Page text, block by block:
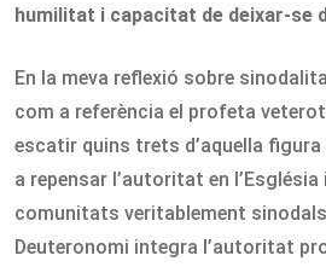
humilitat i capacitat de deixar-se
En la meva reflexió sobre
com a referència el profeta
escatir quins trets d’aquella
a repensar l’autoritat en
comunitats veritablement
Deuteronomi integra l’autoritat